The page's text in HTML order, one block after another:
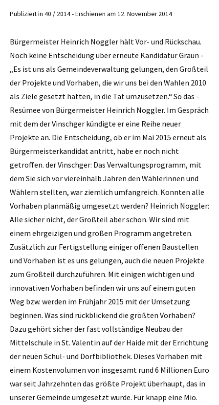
Publiziert in 40 / 2014 - Erschienen am 12. November 2014
Bürgermeister Heinrich Noggler hält Vor- und Rückschau.
Noch keine Entscheidung über erneute Kandidatur Graun -
„Es ist uns als Gemeindeverwaltung gelungen, den Großteil
der Projekte und Vorhaben, die wir uns bei den Wahlen 2010
als Ziele gesetzt hatten, in die Tat umzusetzen.“ So das ­
Resümee von Bürgermeister Heinrich Noggler. Im Gespräch
mit dem der Vinschger kündigte er eine Reihe neuer
Projekte an. Die Entscheidung, ob er im Mai 2015 erneut als
Bürgermeisterkandidat antritt, habe er noch nicht
getroffen. der Vinschger: Das Verwaltungsprogramm, mit
dem Sie sich vor viereinhalb Jahren den Wählerinnen und
Wählern stellten, war ziemlich umfangreich. Konnten alle
Vorhaben planmäßig umgesetzt werden? Heinrich Noggler:
Alle sicher nicht, der Großteil aber schon. Wir sind mit
einem ehrgeizigen und großen Programm angetreten.
Zusätzlich zur Fertigstellung einiger offenen Baustellen
und Vorhaben ist es uns gelungen, auch die neuen Projekte
zum Großteil durchzuführen. Mit ­einigen wichtigen und
innovativen Vorhaben befinden wir uns auf einem guten
Weg bzw. werden im Frühjahr 2015 mit der Um­setzung
beginnen. Was sind rückblickend die größten Vorhaben?
Dazu gehört sicher der fast vollständige Neubau der
Mittelschule in St. Valentin auf der Haide mit der Errichtung
der neuen Schul- und Dorfbibliothek. Dieses Vorhaben mit
einem Kostenvolumen von insgesamt rund 6 Millionen Euro
war seit Jahrzehnten das größte Projekt überhaupt, das in
unserer Gemeinde umgesetzt wurde. Für knapp eine Mio.